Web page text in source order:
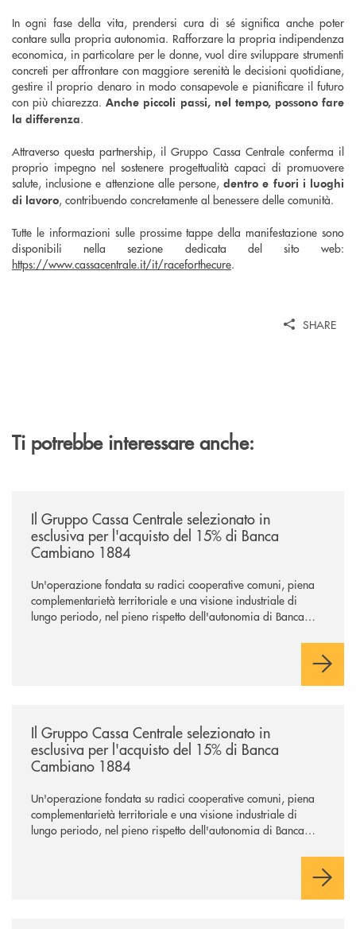
In ogni fase della vita, prendersi cura di sé significa anche poter
contare sulla propria autonomia. Rafforzare la propria indipendenza
economica, in particolare per le donne, vuol dire sviluppare strumenti
concreti per affrontare con maggiore serenità le decisioni quotidiane,
gestire il proprio denaro in modo consapevole e pianificare il futuro
con più chiarezza.Anche piccoli passi, nel tempo, possono fare
la differenza.
Attraverso questa partnership, il Gruppo Cassa Centrale conferma il
proprio impegno nel sostenere progettualità capaci di promuovere
salute, inclusione e attenzione alle persone,dentro e fuori i luoghi
di lavoro, contribuendo concretamente al benessere delle comunità.
Tutte le informazioni sulle prossime tappe della manifestazione sono
disponibili nella sezione dedicata del sito web:
https://www.cassacentrale.it/it/raceforthecure.
SHARE
Ti potrebbe interessare anche:
Il Gruppo Cassa Centrale selezionato in
esclusiva per l'acquisto del 15% di Banca
Cambiano 1884
Un'operazione fondata su radici cooperative comuni, piena
complementarietà territoriale e una visione industriale di
lungo periodo, nel pieno rispetto dell'autonomia di Banca
negoziazione esclusiva per la finalizzazione dell’operazione.
Il Gruppo Cassa Centrale selezionato in
esclusiva per l'acquisto del 15% di Banca
Cambiano 1884
Un'operazione fondata su radici cooperative comuni, piena
complementarietà territoriale e una visione industriale di
lungo periodo, nel pieno rispetto dell'autonomia di Banca
negoziazione esclusiva per la finalizzazione dell’operazione.